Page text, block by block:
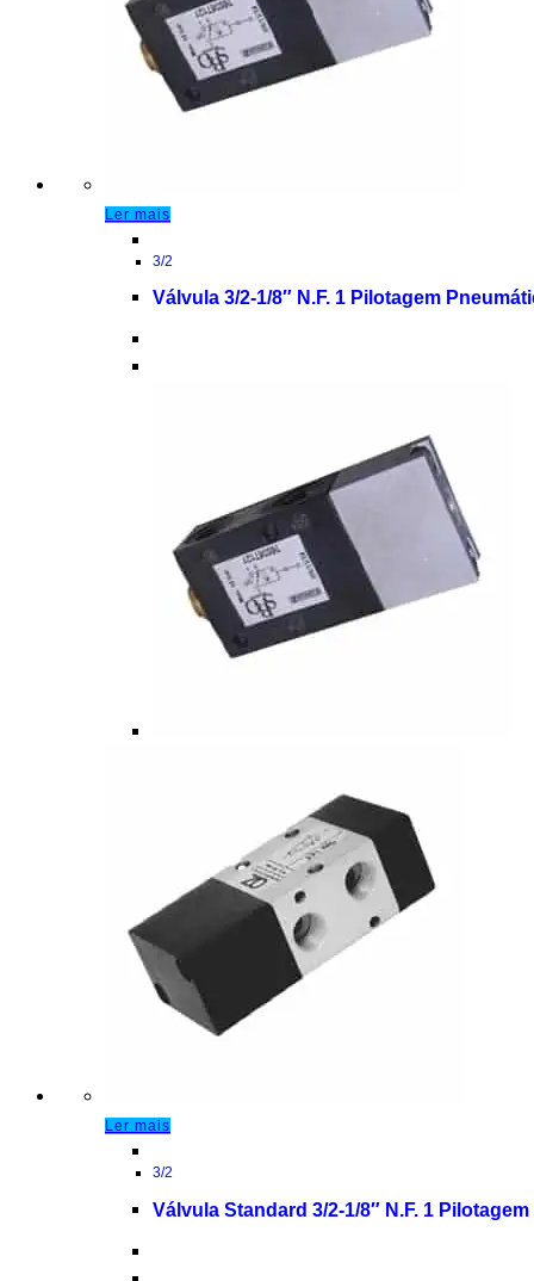
Ler mais
3/2
Válvula 3/2-1/8″ N.F. 1 Pilotagem
Ler mais
3/2
Válvula Standard 3/2-1/8″ N.F. 1